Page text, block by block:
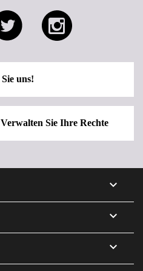
uns!
Verwalten Sie Ihre Rechte


